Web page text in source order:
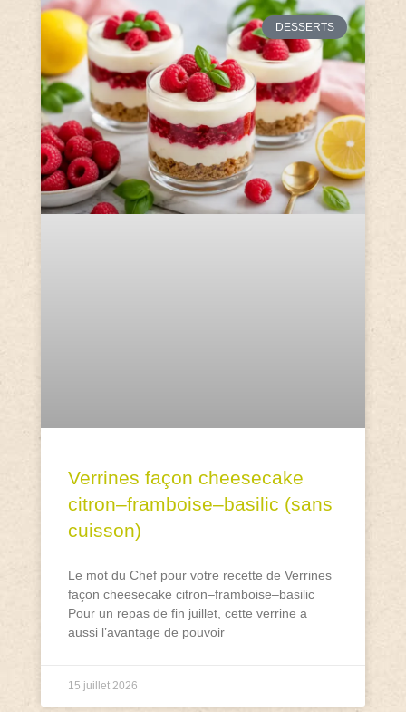
DESSERTS
Verrines façon cheesecake
citron–framboise–basilic (sans
cuisson)
Le mot du Chef pour votre recette de Verrines
façon cheesecake citron–framboise–basilic
Pour un repas de fin juillet, cette verrine a
aussi l’avantage de pouvoir
15 juillet 2026